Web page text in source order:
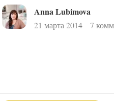
Anna Lubimova
21 марта 2014 7